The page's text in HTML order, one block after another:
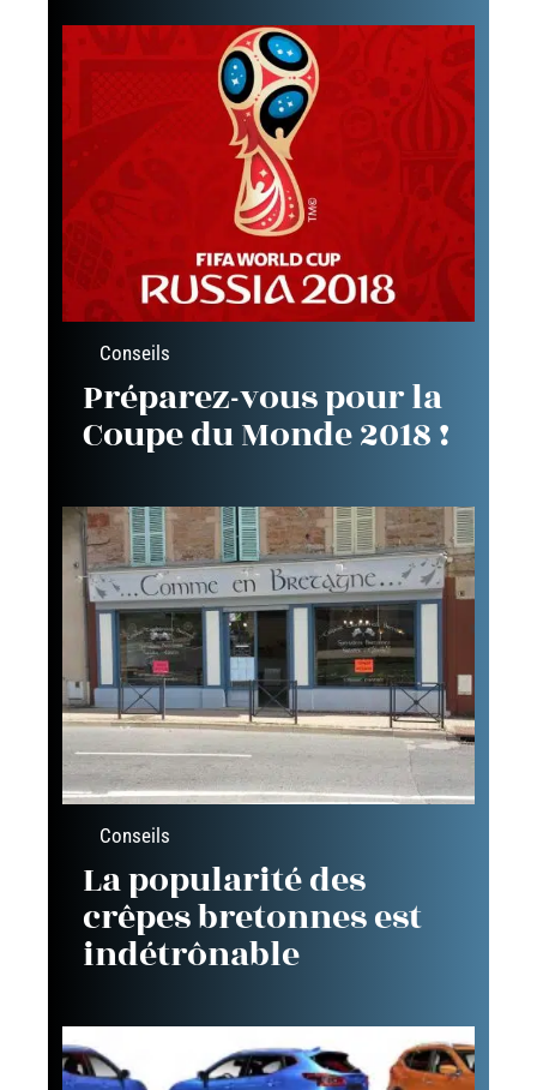
Conseils
Préparez-vous pour la
Coupe du Monde 2018 !
Conseils
La popularité des
crêpes bretonnes est
indétrônable